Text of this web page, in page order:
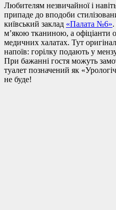
Любителям незвичайної і
припаде до вподоби
київський заклад «Палата №6»
м’якою тканиною, а офіціанти
медичних халатах. Тут
напоїв: горілку подають у
При бажанні гостя можуть
туалет позначений як
не буде!